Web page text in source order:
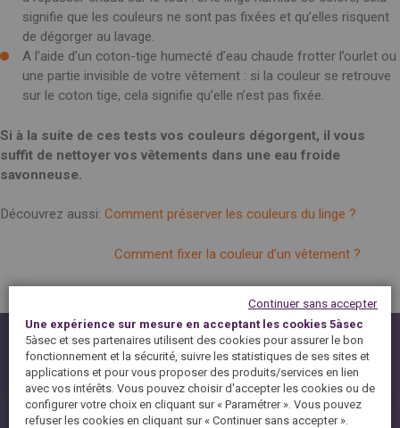
English
Arabic
FRANCE
English
Français
GEORGIA
English
GREECE
English
HUNGARY
Cрпски
SPAIN
Spanish
SWITZERLAND
Français
UKRAINE
signifie que les couleurs ne sont pas fixées et qu’elles risquent
de dégorger au lavage.
A l’aide d’un coton-tige humecté d’eau chaude frotter l’ourlet ou
une partie invisible de votre vêtement : si la couleur se retrouve
sur le coton tige, cela signifie qu’elle n’est pas fixée.
Si à la suite de ces tests vos couleurs dégorgent, il vous
suffit de nettoyer vos vêtements dans une eau froide
savonneuse.
Découvrez aussi: Comment préserver les couleurs du linge ?
Comment fixer la couleur d’un vêtement ?
ASTUCES ENTRETIEN
EN CAS DE TACHES
SAVOIR LIRE UNE ETIQUETTE
Une expérience sur mesure en acceptant les cookies 5àsec
5àsec et ses partenaires utilisent des cookies pour assurer le bon
fonctionnement et la sécurité, suivre les statistiques de ses sites et
applications et pour vous proposer des produits/services en lien
avec vos intérêts. Vous pouvez choisir d'accepter les cookies ou de
configurer votre choix en cliquant sur « Paramétrer ». Vous pouvez
refuser les cookies en cliquant sur « Continuer sans accepter ».
Continuer sans accepter